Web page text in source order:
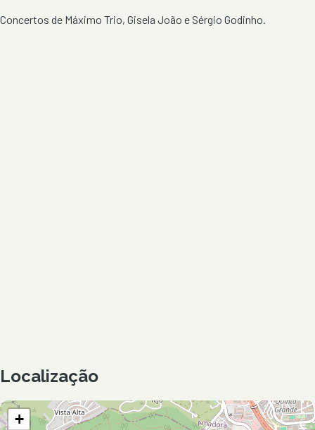
Concertos de Máximo Trio, Gisela João e Sérgio Godinho.
Localização
+